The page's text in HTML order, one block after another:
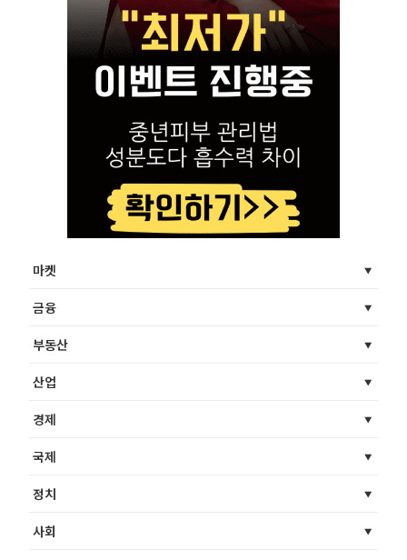
마켓
금융
부동산
산업
경제
국제
정치
사회